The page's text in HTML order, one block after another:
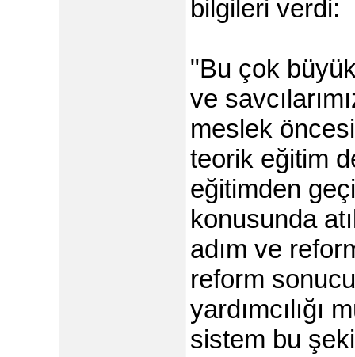
bilgileri verdi:
"Bu çok
ve
meslek
teorik eğitim
eğitimden
konusunda
adım ve
reform
yardımcılığı
sistem bu